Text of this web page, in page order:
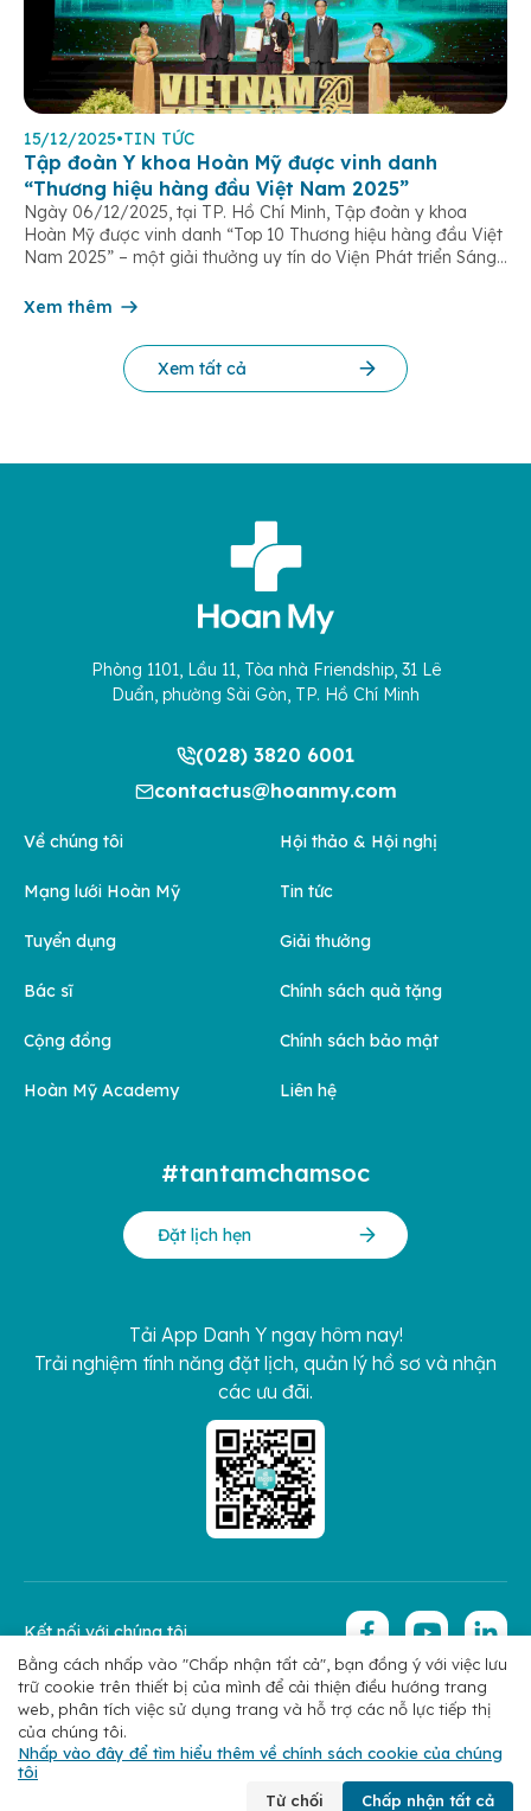
15/12/2025•TIN TỨC
Tập đoàn Y khoa Hoàn Mỹ được vinh danh
“Thương hiệu hàng đầu Việt Nam 2025”
Ngày 06/12/2025, tại TP. Hồ Chí Minh, Tập đoàn y khoa
Hoàn Mỹ được vinh danh “Top 10 Thương hiệu hàng đầu Việt
Nam 2025” – một giải thưởng uy tín do Viện Phát triển Sáng
cứu Phát triển Doanh nghiệp Châu Á […]
Xem thêm
Xem tất cả
Phòng 1101, Lầu 11, Tòa nhà Friendship, 31 Lê
Duẩn, phường Sài Gòn, TP. Hồ Chí Minh
(028) 3820 6001
contactus@hoanmy.com
Về chúng tôi
Mạng lưới Hoàn Mỹ
Tuyển dụng
Bác sĩ
Cộng đồng
Hoàn Mỹ Academy
Hội thảo & Hội nghị
Tin tức
Giải thưởng
Chính sách quà tặng
Chính sách bảo mật
Liên hệ
#tantamchamsoc
Đặt lịch hẹn
Tải App Danh Y ngay hôm nay!
Trải nghiệm tính năng đặt lịch, quản lý hồ sơ và nhận
các ưu đãi.
Chính sách bảo mật Copyright 2026 © Hoan My Corporation
Kết nối với chúng tôi
Đặt lịch Liên hệ
Bằng cách nhấp vào "Chấp nhận tất cả", bạn đồng ý với việc lưu
trữ cookie trên thiết bị của mình để cải thiện điều hướng trang
web, phân tích việc sử dụng trang và hỗ trợ các nỗ lực tiếp thị
của chúng tôi.
Nhấp vào đây để tìm hiểu thêm về chính sách cookie của chúng
tôi
Từ chối
Chấp nhận tất cả